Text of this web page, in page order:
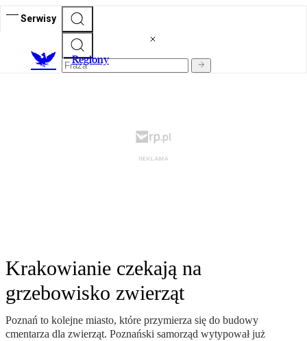
Serwisy
Regiony
Krakowianie czekają na
grzebowisko zwierząt
Poznań to kolejne miasto, które przymierza się do budowy
cmentarza dla zwierząt. Poznański samorząd wytypował już